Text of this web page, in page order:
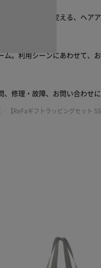
」という概念を変える、ヘア
。利用シーンにあわせて、
修理・故障、お問い合わせ
【ReFaギフトラッピングセット